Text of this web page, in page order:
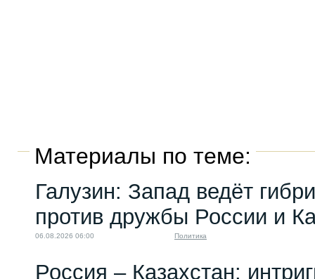
Материалы по теме:
Галузин: Запад ведёт
против дружбы России и
06.08.2026 06:00 Политика
Россия – Казахстан: